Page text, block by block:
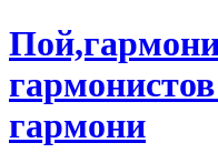
гармони